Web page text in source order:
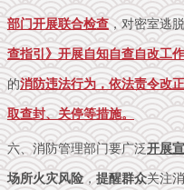
部门开展联合检查，对密室逃
查指引》开展自知自查自改工
的消防违法行为，依法责令改
取查封、关停等措施。
六、消防管理部门要广泛开展
场所火灾风险，提醒群众关注